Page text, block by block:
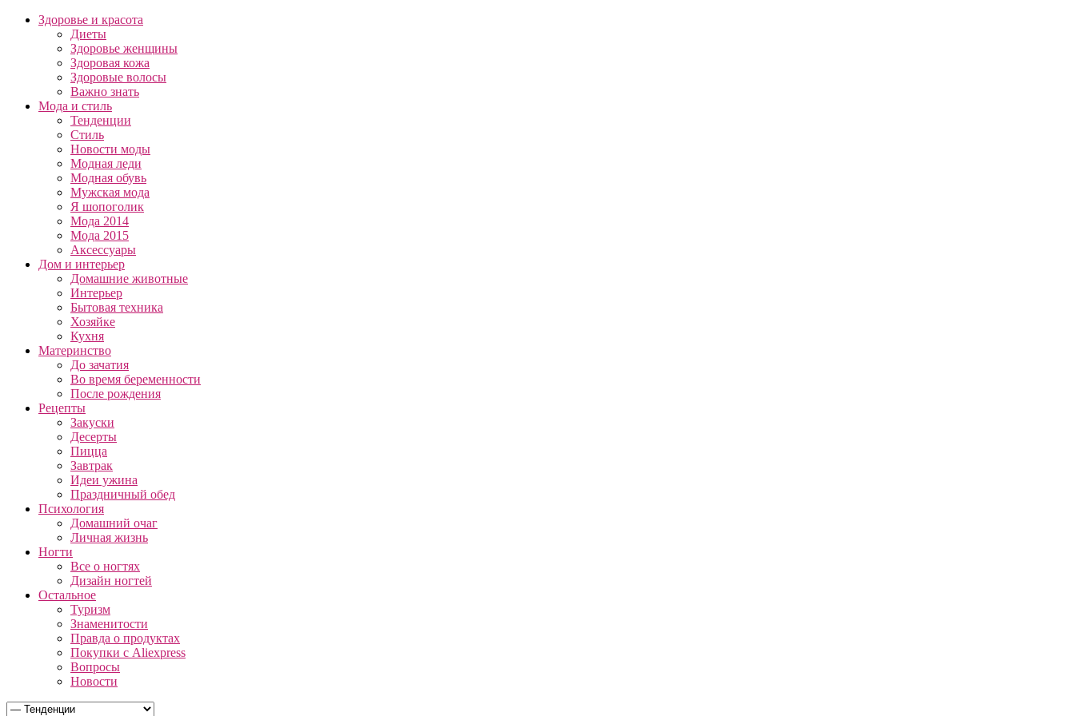
Здоровье и красота
Диеты
Здоровье женщины
Здоровая кожа
Здоровые волосы
Важно знать
Мода и стиль
Тенденции
Стиль
Новости моды
Модная леди
Модная обувь
Мужская мода
Я шопоголик
Мода 2014
Мода 2015
Аксессуары
Дом и интерьер
Домашние животные
Интерьер
Бытовая техника
Хозяйке
Кухня
Материнство
До зачатия
Во время беременности
После рождения
Рецепты
Закуски
Десерты
Пицца
Завтрак
Идеи ужина
Праздничный обед
Психология
Домашний очаг
Личная жизнь
Ногти
Все о ногтях
Дизайн ногтей
Остальное
Туризм
Знаменитости
Правда о продуктах
Покупки с Aliexpress
Вопросы
Новости